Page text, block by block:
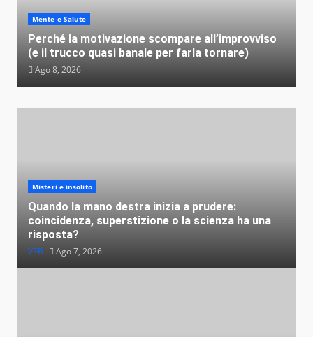
Misteri e insolito
Quando la mano destra inizia a prudere:
coincidenza, superstizione o la scienza ha una
risposta?
VEB Ago 7, 2026
Mente e Salute
Perché la motivazione scompare all’improvviso
(e il trucco quasi banale per farla tornare)
Ago 8, 2026